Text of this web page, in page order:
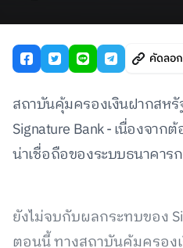
คัดลอ
สถาบันคุ้มครองเงินฝากสห
Signature Bank - เนื่องจา
น่าเชื่อถือของระบบธนาคาร
ยังไม่จบกับผลกระทบของ
ตอนนี้ ทางสถาบันคุ้มครอง